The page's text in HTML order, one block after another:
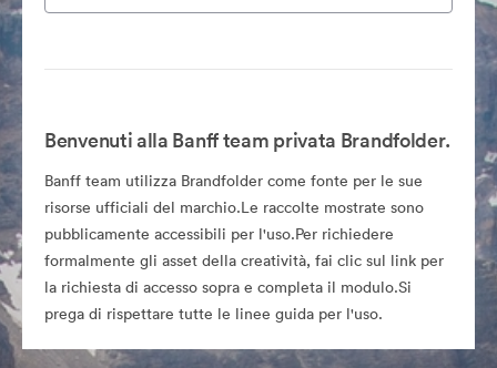
Benvenuti alla Banff team privata Brandfolder.
Banff team utilizza Brandfolder come fonte per le sue
risorse ufficiali del marchio.Le raccolte mostrate sono
pubblicamente accessibili per l'uso.Per richiedere
formalmente gli asset della creatività, fai clic sul link per
la richiesta di accesso sopra e completa il modulo.Si
prega di rispettare tutte le linee guida per l'uso.